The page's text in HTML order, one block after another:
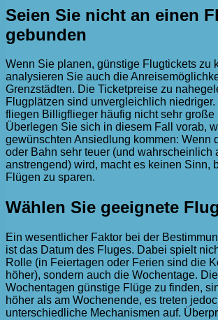
Seien Sie nicht an einen
gebunden
Wenn Sie planen, günstige Flugtickets zu
analysieren Sie auch die
Grenzstädten. Die Ticketpreise zu
Flugplätzen sind unvergleichlich
fliegen Billigflieger häufig nicht sehr große
Überlegen Sie sich in diesem Fall vorab,
gewünschten Ansiedlung kommen: Wenn
oder Bahn sehr teuer (und wahrscheinlich
anstrengend) wird, macht es keinen Sinn,
Flügen zu sparen.
Wählen Sie geeignete
Ein wesentlicher Faktor bei der
ist das Datum des Fluges. Dabei spielt
Rolle (in Feiertagen oder Ferien sind die
höher), sondern auch die Wochentage.
Wochentagen günstige Flüge zu finden,
höher als am Wochenende, es treten
unterschiedliche Mechanismen auf.